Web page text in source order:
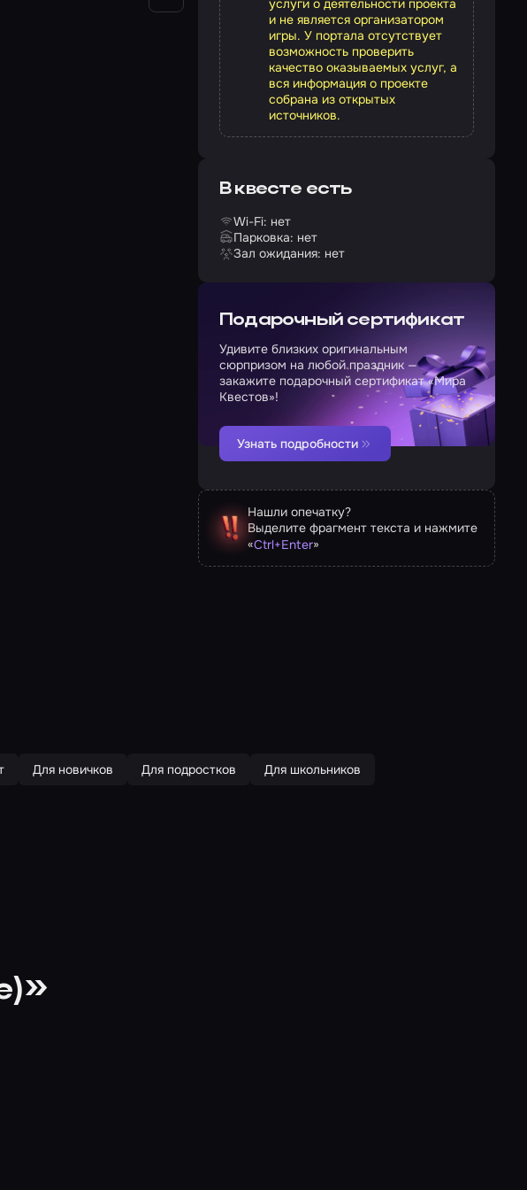
услуги о деятельности проекта
и не является организатором
игры. У портала отсутствует
возможность проверить
качество оказываемых услуг, а
вся информация о проекте
собрана из открытых
источников.
В квесте есть
Wi-Fi: нет
Парковка: нет
Зал ожидания: нет
Подарочный сертификат
Удивите близких оригинальным
сюрпризом на любой праздник —
закажите подарочный сертификат «Мира
Квестов»!
Узнать подробности
Нашли опечатку?
Выделите фрагмент текста и нажмите
«Ctrl+Enter»
Для новичков Для подростков Для школьников